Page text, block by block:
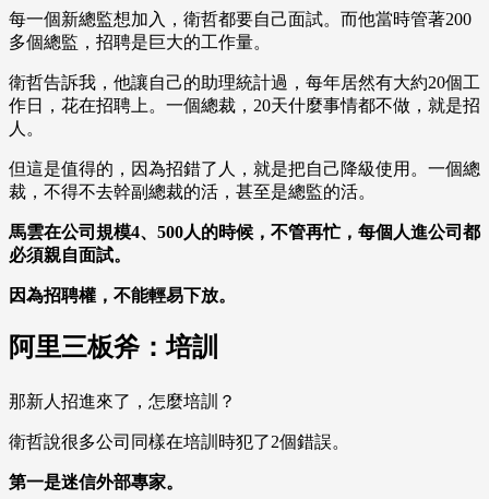
每一個新總監想加入，衛哲都要自己面試。而他當時管著200
多個總監，招聘是巨大的工作量。
衛哲告訴我，他讓自己的助理統計過，每年居然有大約20個工
作日，花在招聘上。一個總裁，20天什麼事情都不做，就是招
人。
但這是值得的，因為招錯了人，就是把自己降級使用。一個總
裁，不得不去幹副總裁的活，甚至是總監的活。
馬雲在公司規模4、500人的時候，不管再忙，每個人進公司都
必須親自面試。
因為招聘權，不能輕易下放。
阿里三板斧：培訓
那新人招進來了，怎麼培訓？
衛哲說很多公司同樣在培訓時犯了2個錯誤。
第一是迷信外部專家。